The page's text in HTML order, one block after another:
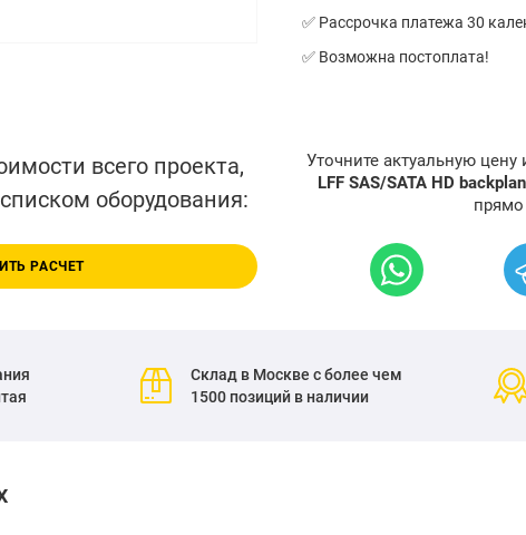
✅ Рассрочка платежа 30
✅ Возможна постоплата!
всего проекта,
оборудования:
РАСЧЕТ
Уточните актуальную
LFF SAS/SATA HD
прямо
Склад в Москве с более чем
1500 позиций в наличии